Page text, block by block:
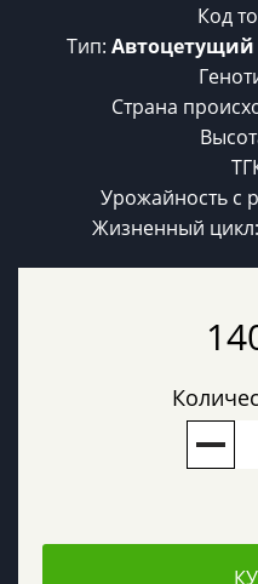
Код
Тип:
Страна
Урожайность c
Жизненный цикл: